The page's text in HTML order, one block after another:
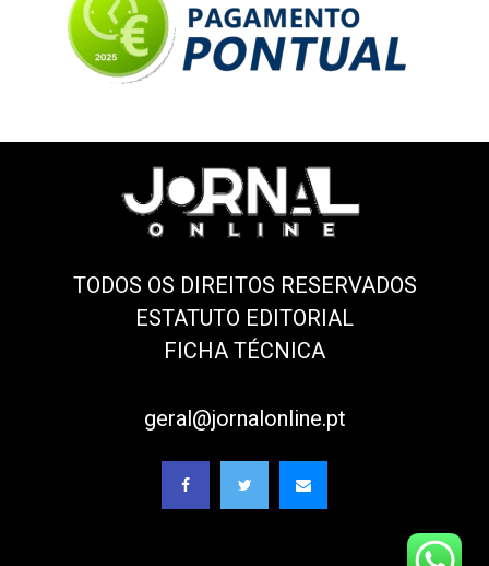
TODOS OS DIREITOS RESERVADOS
ESTATUTO EDITORIAL
FICHA TÉCNICA
geral@jornalonline.pt